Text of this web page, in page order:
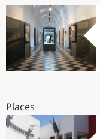
Places